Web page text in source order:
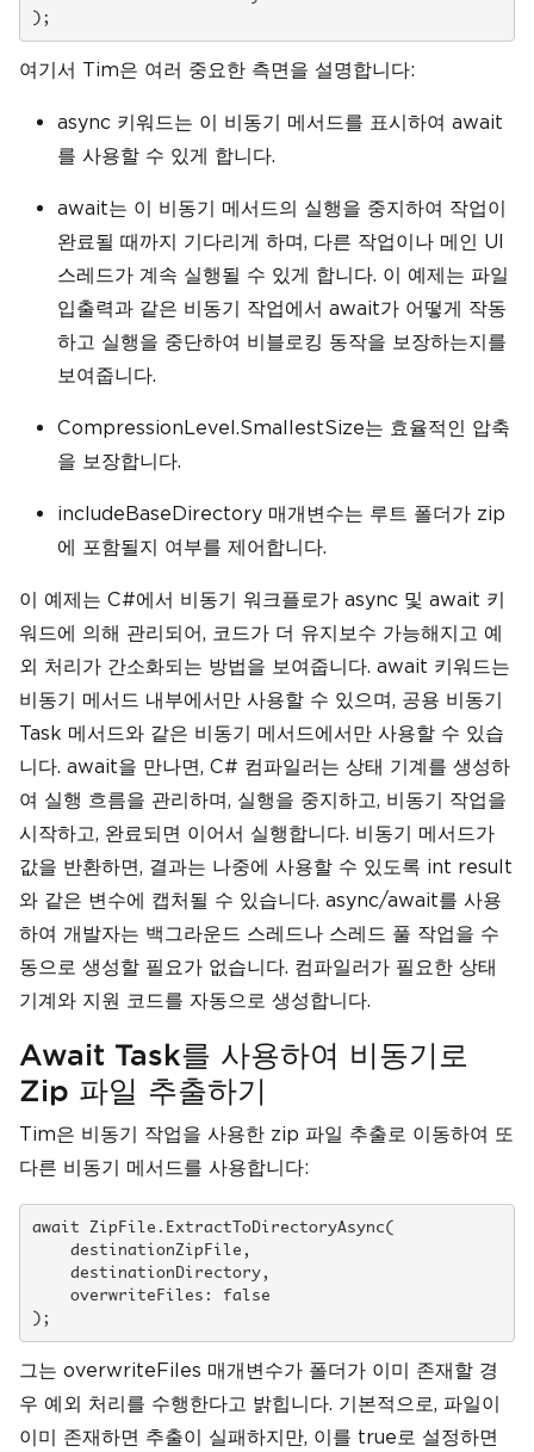
여기서 Tim은 여러 중요한 측면을 설명합니다:
async 키워드는 이 비동기 메서드를 표시하여 await
를 사용할 수 있게 합니다.
await는 이 비동기 메서드의 실행을 중지하여 작업이
완료될 때까지 기다리게 하며, 다른 작업이나 메인 UI
스레드가 계속 실행될 수 있게 합니다. 이 예제는 파일
입출력과 같은 비동기 작업에서 await가 어떻게 작동
하고 실행을 중단하여 비블로킹 동작을 보장하는지를
보여줍니다.
CompressionLevel.SmallestSize는 효율적인 압축
을 보장합니다.
includeBaseDirectory 매개변수는 루트 폴더가 zip
에 포함될지 여부를 제어합니다.
이 예제는 C#에서 비동기 워크플로가 async 및 await 키
워드에 의해 관리되어, 코드가 더 유지보수 가능해지고 예
외 처리가 간소화되는 방법을 보여줍니다. await 키워드는
비동기 메서드 내부에서만 사용할 수 있으며, 공용 비동기
Task 메서드와 같은 비동기 메서드에서만 사용할 수 있습
니다. await을 만나면, C# 컴파일러는 상태 기계를 생성하
여 실행 흐름을 관리하며, 실행을 중지하고, 비동기 작업을
시작하고, 완료되면 이어서 실행합니다. 비동기 메서드가
값을 반환하면, 결과는 나중에 사용할 수 있도록 int result
와 같은 변수에 캡처될 수 있습니다. async/await를 사용
하여 개발자는 백그라운드 스레드나 스레드 풀 작업을 수
동으로 생성할 필요가 없습니다. 컴파일러가 필요한 상태
기계와 지원 코드를 자동으로 생성합니다.
Await Task를 사용하여 비동기로
Zip 파일 추출하기
Tim은 비동기 작업을 사용한 zip 파일 추출로 이동하여 또
다른 비동기 메서드를 사용합니다:
await ZipFile.ExtractToDirectoryAsync(
그는 overwriteFiles 매개변수가 폴더가 이미 존재할 경
우 예외 처리를 수행한다고 밝힙니다. 기본적으로, 파일이
이미 존재하면 추출이 실패하지만, 이를 true로 설정하면